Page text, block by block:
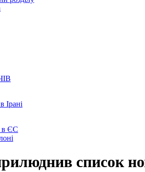
Ірані
в ЄС
список